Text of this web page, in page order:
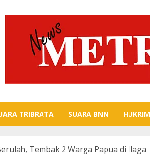
TRIBRATA SUARA BNN HUKRIM
Tembak 2 Warga Papua di Ilaga